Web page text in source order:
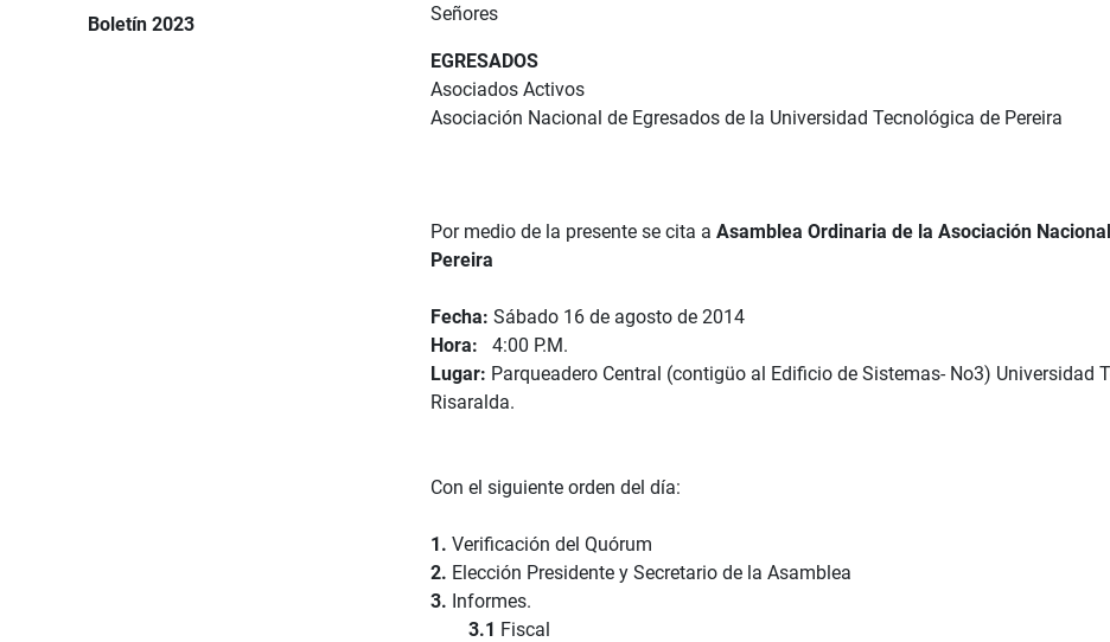
Boletín 2023 Señores
EGRESADOS
Asociados Activos
Asociación Nacional de Egresados de la Universidad Tecnológica de Pereira
Por medio de la presente se cita a Asamblea Ordinaria de la Asociación
Pereira
Fecha: Sábado 16 de agosto de 2014
Hora: 4:00 P.M.
Lugar: Parqueadero Central (contigüo al Edificio de Sistemas- No3) Universidad
Risaralda.
Con el siguiente orden del día:
1. Verificación del Quórum
2. Elección Presidente y Secretario de la Asamblea
3. Informes.
3.1 Fiscal